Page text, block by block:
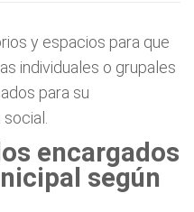
y espacios para que
individuales o grupales
para su
encargados
según